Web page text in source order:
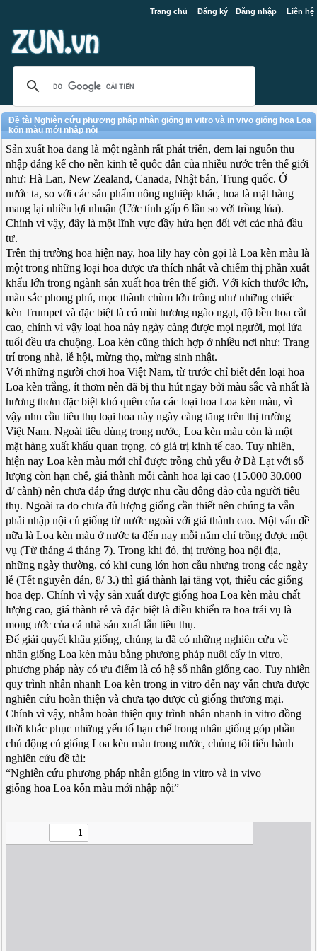
Trang chủ Đăng ký Đăng nhập Liên hệ
Đề tài Nghiên cứu phương pháp nhân giống in vitro và in vivo giống hoa Loa
kốn màu mới nhập nội
Sản xuất hoa đang là một ngành rất phát triển, đem lại nguồn thu
nhập đáng kể cho nền kinh tế quốc dân của nhiều nước trên thế giới
như: Hà Lan, New Zealand, Canada, Nhật bản, Trung quốc. Ở
nước ta, so với các sản phẩm nông nghiệp khác, hoa là mặt hàng
mang lại nhiều lợi nhuận (Ước tính gấp 6 lần so với trồng lúa).
Chính vì vậy, đây là một lĩnh vực đầy hứa hẹn đối với các nhà đầu
tư.
Trên thị trường hoa hiện nay, hoa lily hay còn gọi là Loa kèn màu là
một trong những loại hoa được ưa thích nhất và chiếm thị phần xuất
khẩu lớn trong ngành sản xuất hoa trên thế giới. Với kích thước lớn,
màu sắc phong phú, mọc thành chùm lớn trông như những chiếc
kèn Trumpet và đặc biệt là có mùi hương ngào ngạt, độ bền hoa cắt
cao, chính vì vậy loại hoa này ngày càng được mọi người, mọi lứa
tuổi đều ưa chuộng. Loa kèn cũng thích hợp ở nhiều nơi như: Trang
trí trong nhà, lễ hội, mừng thọ, mừng sinh nhật.
Với những người chơi hoa Việt Nam, từ trước chỉ biết đến loại hoa
Loa kèn trắng, ít thơm nên đã bị thu hút ngay bởi màu sắc và nhất là
hương thơm đặc biệt khó quên của các loại hoa Loa kèn màu, vì
vậy nhu cầu tiêu thụ loại hoa này ngày càng tăng trên thị trường
Việt Nam. Ngoài tiêu dùng trong nước, Loa kèn màu còn là một
mặt hàng xuất khẩu quan trọng, có giá trị kinh tế cao. Tuy nhiên,
hiện nay Loa kèn màu mới chỉ được trồng chủ yếu ở Đà Lạt với số
lượng còn hạn chế, giá thành mỗi cành hoa lại cao (15.000 30.000
đ/ cành) nên chưa đáp ứng được nhu cầu đông đảo của người tiêu
thụ. Ngoài ra do chưa đủ lượng giống cần thiết nên chúng ta vẫn
phải nhập nội củ giống từ nước ngoài với giá thành cao. Một vấn đề
nữa là Loa kèn màu ở nước ta đến nay mỗi năm chỉ trồng được một
vụ (Từ tháng 4 tháng 7). Trong khi đó, thị trường hoa nội địa,
những ngày thường, có khi cung lớn hơn cầu nhưng trong các ngày
lễ (Tết nguyên đán, 8/ 3.) thì giá thành lại tăng vọt, thiếu các giống
hoa đẹp. Chính vì vậy sản xuất được giống hoa Loa kèn màu chất
lượng cao, giá thành rẻ và đặc biệt là điều khiển ra hoa trái vụ là
mong ước của cả nhà sản xuất lẫn tiêu thụ.
Để giải quyết khâu giống, chúng ta đã có những nghiên cứu về
nhân giống Loa kèn màu bằng phương pháp nuôi cấy in vitro,
phương pháp này có ưu điểm là có hệ số nhân giống cao. Tuy nhiên
quy trình nhân nhanh Loa kèn trong in vitro đến nay vẫn chưa được
nghiên cứu hoàn thiện và chưa tạo được củ giống thương mại.
Chính vì vậy, nhằm hoàn thiện quy trình nhân nhanh in vitro đồng
thời khắc phục những yếu tố hạn chế trong nhân giống góp phần
chủ động củ giống Loa kèn màu trong nước, chúng tôi tiến hành
nghiên cứu đề tài:
“Nghiên cứu phương pháp nhân giống in vitro và in vivo
giống hoa Loa kốn màu mới nhập nội”